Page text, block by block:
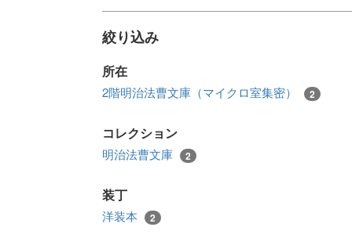
絞り込み
所在
2階明治法曹文庫（マイクロ室集密） 2
コレクション
明治法曹文庫 2
装丁
洋装本 2